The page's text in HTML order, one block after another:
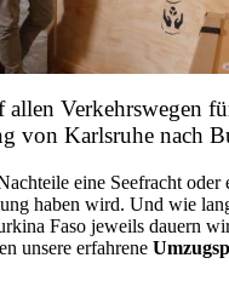
allen Verkehrswegen
von Karlsruhe nach
eine Seefracht
haben wird. Und wie
Faso jeweils dauern
unsere erfahrene